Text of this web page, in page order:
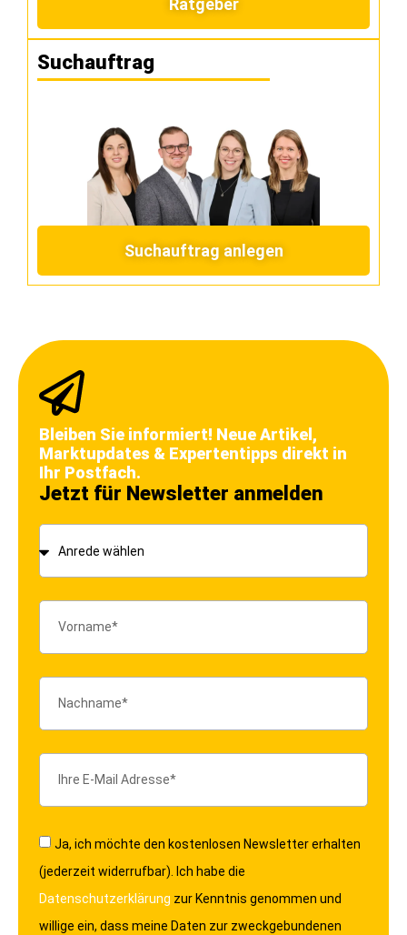
Ratgeber
Suchauftrag
Suchauftrag anlegen
Bleiben Sie informiert! Neue Artikel,
Marktupdates & Expertentipps direkt in
Ihr Postfach.
Jetzt für Newsletter anmelden
Ja, ich möchte den kostenlosen Newsletter erhalten
(jederzeit widerrufbar). Ich habe die
Datenschutzerklärung zur Kenntnis genommen und
willige ein, dass meine Daten zur zweckgebundenen